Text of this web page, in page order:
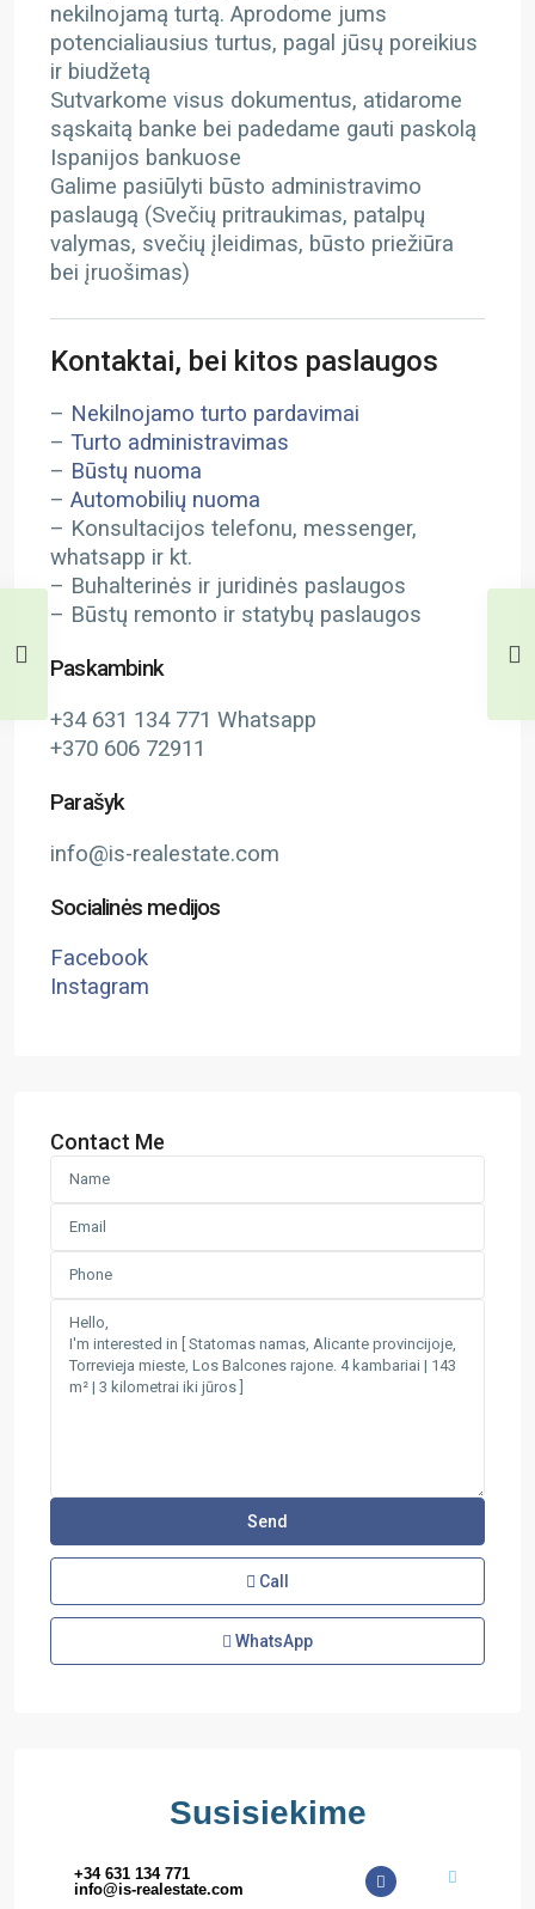
nekilnojamą turtą. Aprodome jums
potencialiausius turtus, pagal jūsų poreikius
ir biudžetą
Sutvarkome visus dokumentus, atidarome
sąskaitą banke bei padedame gauti paskolą
Ispanijos bankuose
Galime pasiūlyti būsto administravimo
paslaugą (Svečių pritraukimas, patalpų
valymas, svečių įleidimas, būsto priežiūra
bei įruošimas)
Kontaktai, bei kitos paslaugos
– Nekilnojamo turto pardavimai
– Turto administravimas
– Būstų nuoma
– Automobilių nuoma
– Konsultacijos telefonu, messenger,
whatsapp ir kt.
– Buhalterinės ir juridinės paslaugos
– Būstų remonto ir statybų paslaugos
Paskambink
+34 631 134 771 Whatsapp
+370 606 72911
Parašyk
info@is-realestate.com
Socialinės medijos
Facebook
Instagram
Contact Me
Call
WhatsApp
Susisiekime
+34 631 134 771
info@is-realestate.com